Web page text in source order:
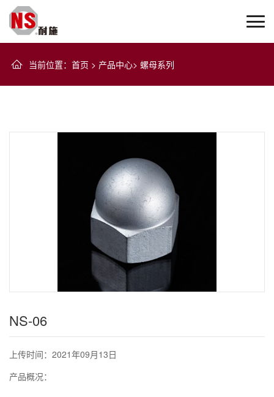
当前位置： 首页 > 产品中心> 螺母系列
NS-06
上传时间：2021年09月13日
产品概况：